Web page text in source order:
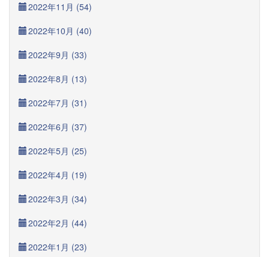
2022年11月 (54)
2022年10月 (40)
2022年9月 (33)
2022年8月 (13)
2022年7月 (31)
2022年6月 (37)
2022年5月 (25)
2022年4月 (19)
2022年3月 (34)
2022年2月 (44)
2022年1月 (23)